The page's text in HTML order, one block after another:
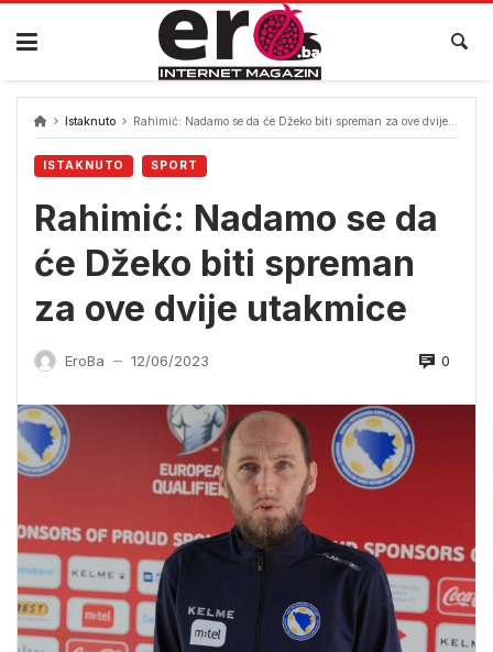
Skip
content
Istaknuto Rahimić: Nadamo se da će Džeko biti spreman za ove dvije utakmice
ISTAKNUTO SPORT
Rahimić: Nadamo se da
će Džeko biti spreman
za ove dvije utakmice
EroBa — 12/06/2023 0